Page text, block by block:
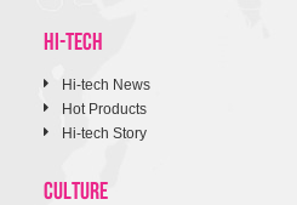
HI-TECH
Hi-tech News
Hot Products
Hi-tech Story
CULTURE